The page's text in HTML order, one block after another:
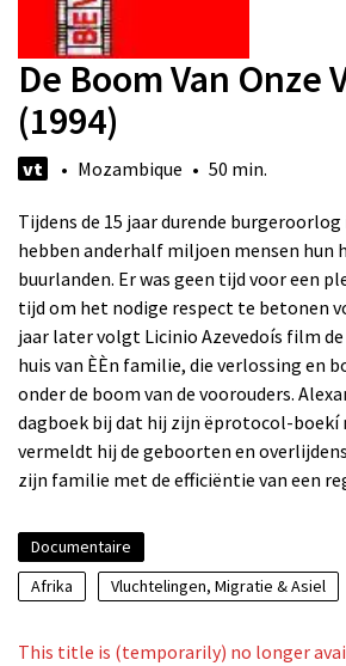
De Boom Van Onze
(1994)
vt • Mozambique • 50 min.
Tijdens de 15 jaar durende
hebben anderhalf miljoen mensen hun
buurlanden. Er was geen tijd voor een
tijd om het nodige respect te betonen
jaar later volgt Licinio Azevedoís film
huis van ÈÈn familie, die verlossing en
onder de boom van de voorouders.
dagboek bij dat hij zijn ëprotocol-boekí
vermeldt hij de geboorten en
zijn familie met de efficiëntie van een
Documentaire
Afrika
Vluchtelingen, Migratie & Asiel
This title is (temporarily) no longer